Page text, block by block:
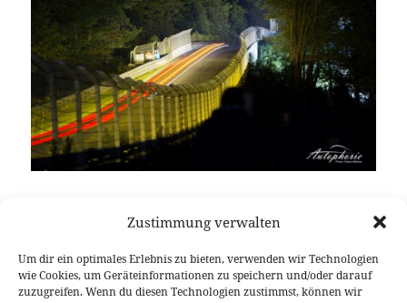
Zustimmung verwalten
Um dir ein optimales Erlebnis zu bieten, verwenden wir Technologien
wie Cookies, um Geräteinformationen zu speichern und/oder darauf
zuzugreifen. Wenn du diesen Technologien zustimmst, können wir
Spitze entwickelt. Aktuell führt Audi gefolgt von
Wagen liegen nach der halben Renndistanz in
einem Zeitfenster von neun Sekunden! Ferner